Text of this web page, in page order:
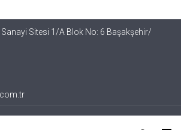
Sanayi Sitesi 1/A Blok No: 6 Başakşehir/